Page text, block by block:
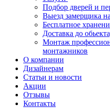
Подбор дверей и
Выезд замерщика
Бесплатное
Доставка до
Монтаж
монтажников
О компании
Дизайнерам
Статьи и новости
Акции
Отзывы
Контакты